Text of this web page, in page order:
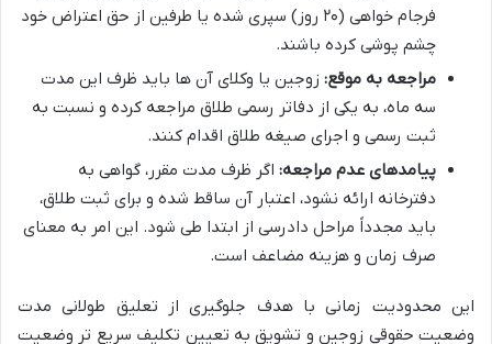
فرجام خواهی (۲۰ روز) سپری شده یا طرفین از حق اعتراض خود
چشم پوشی کرده باشند.
مراجعه به موقع: زوجین یا وکلای آن ها باید ظرف این مدت
سه ماه، به یکی از دفاتر رسمی طلاق مراجعه کرده و نسبت به
ثبت رسمی و اجرای صیغه طلاق اقدام کنند.
پیامدهای عدم مراجعه: اگر ظرف مدت مقرر، گواهی به
دفترخانه ارائه نشود، اعتبار آن ساقط شده و برای ثبت طلاق،
باید مجدداً مراحل دادرسی از ابتدا طی شود. این امر به معنای
صرف زمان و هزینه مضاعف است.
این محدودیت زمانی با هدف جلوگیری از تعلیق طولانی مدت
وضعیت حقوقی زوجین و تشویق به تعیین تکلیف سریع تر وضعیت